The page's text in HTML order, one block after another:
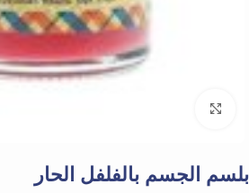
بلسم الجسم بالفلفل الحار